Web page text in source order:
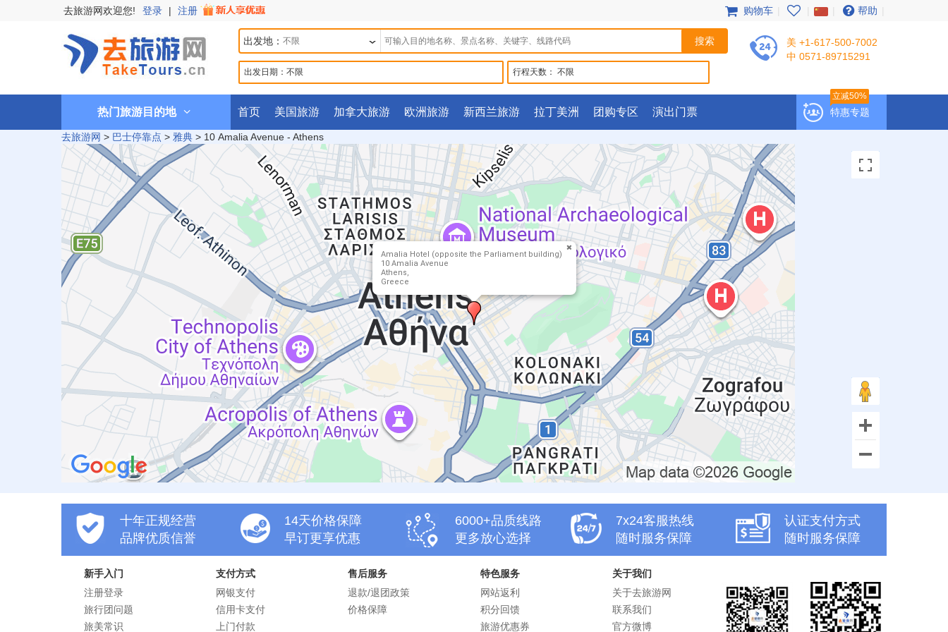
去旅游网欢迎您! 登录 | 注册 购物车 帮助
出发地：
出发日期： 不限 行程天数： 不限
美 +1-617-500-7002
中 0571-89715291
热门旅游目的地 首页 美国旅游 加拿大旅游 欧洲旅游 新西兰旅游 拉丁美洲 团购专区 演出门票 特惠专题
立减50%
去旅游网 > 巴士停靠点 > 雅典 > 10 Amalia Avenue - Athens
Amalia Hotel (opposite the Parliament building)
10 Amalia Avenue
Athens,
Greece
十年正规经营
品牌优质信誉
14天价格保障
早订更享优惠
6000+品质线路
更多放心选择
7x24客服热线
随时服务保障
认证支付方式
随时服务保障
新手入门
注册登录
旅行团问题
旅美常识
支付方式
网银支付
信用卡支付
上门付款
售后服务
退款/退团政策
价格保障
特色服务
网站返利
积分回馈
旅游优惠券
关于我们
关于去旅游网
联系我们
官方微博